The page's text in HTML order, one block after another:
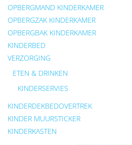
OPBERGMAND KINDERKAMER
OPBERGZAK KINDERKAMER
OPBERGBAK KINDERKAMER
KINDERBED
VERZORGING
ETEN & DRINKEN
KINDERSERVIES
KINDERDEKBEDOVERTREK
KINDER MUURSTICKER
KINDERKASTEN